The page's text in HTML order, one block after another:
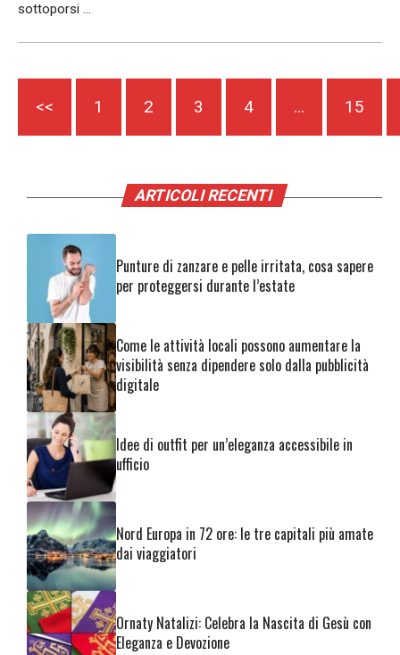
sottoporsi ...
<< 1 2 3 4 … 15
ARTICOLI RECENTI
Punture di zanzare e pelle irritata, cosa sapere
per proteggersi durante l’estate
Come le attività locali possono aumentare la
visibilità senza dipendere solo dalla pubblicità
digitale
Idee di outfit per un’eleganza accessibile in
ufficio
Nord Europa in 72 ore: le tre capitali più amate
dai viaggiatori
Ornaty Natalizi: Celebra la Nascita di Gesù con
Eleganza e Devozione